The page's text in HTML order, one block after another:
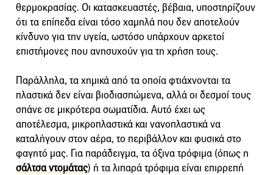
θερμοκρασίας. Οι κατασκευαστές, βέβαια, υποστηρίζουν
ότι τα επίπεδα είναι τόσο χαμηλά που δεν αποτελούν
κίνδυνο για την υγεία, ωστόσο υπάρχουν αρκετοί
επιστήμονες που ανησυχούν για τη χρήση τους.
Παράλληλα, τα χημικά από τα οποία φτιάχνονται τα
πλαστικά δεν είναι βιοδιασπώμενα, αλλά οι δεσμοί τους
σπάνε σε μικρότερα σωματίδια. Αυτό έχει ως
αποτέλεσμα, μικροπλαστικά και νανοπλαστικά να
καταλήγουν στον αέρα, το περιβάλλον και φυσικά στο
φαγητό μας. Για παράδειγμα, τα όξινα τρόφιμα (όπως η
σάλτσα ντομάτας) ή τα λιπαρά τρόφιμα είναι επιρρεπή